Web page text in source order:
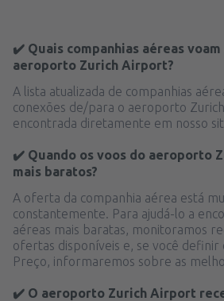
✔️ Quais companhias aéreas
aeroporto Zurich Airport?
A lista atualizada de companhias
conexões de/para o aeroporto
encontrada diretamente em nosso
✔️ Quando os voos do aeroporto
mais baratos?
A oferta da companhia aérea está
constantemente. Para ajudá-lo a
aéreas mais baratas, monitoramos
ofertas disponíveis e, se você definir
Preço, informaremos sobre as
✔️ O aeroporto Zurich Airport